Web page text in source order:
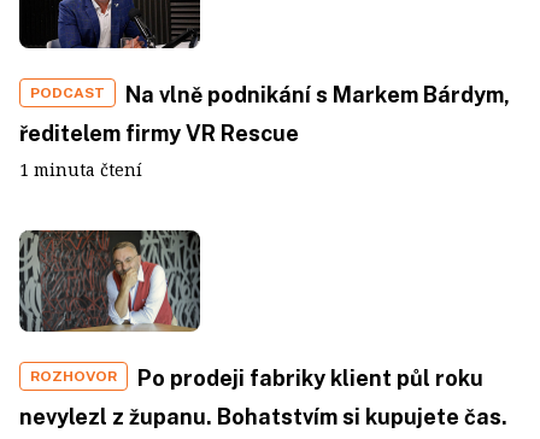
PODCAST
Na vlně podnikání s Markem Bárdym,
ředitelem firmy VR Rescue
1 minuta čtení
ROZHOVOR
Po prodeji fabriky klient půl roku
nevylezl z županu. Bohatstvím si kupujete čas.